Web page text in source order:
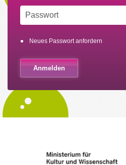
Neues Passwort anfordern